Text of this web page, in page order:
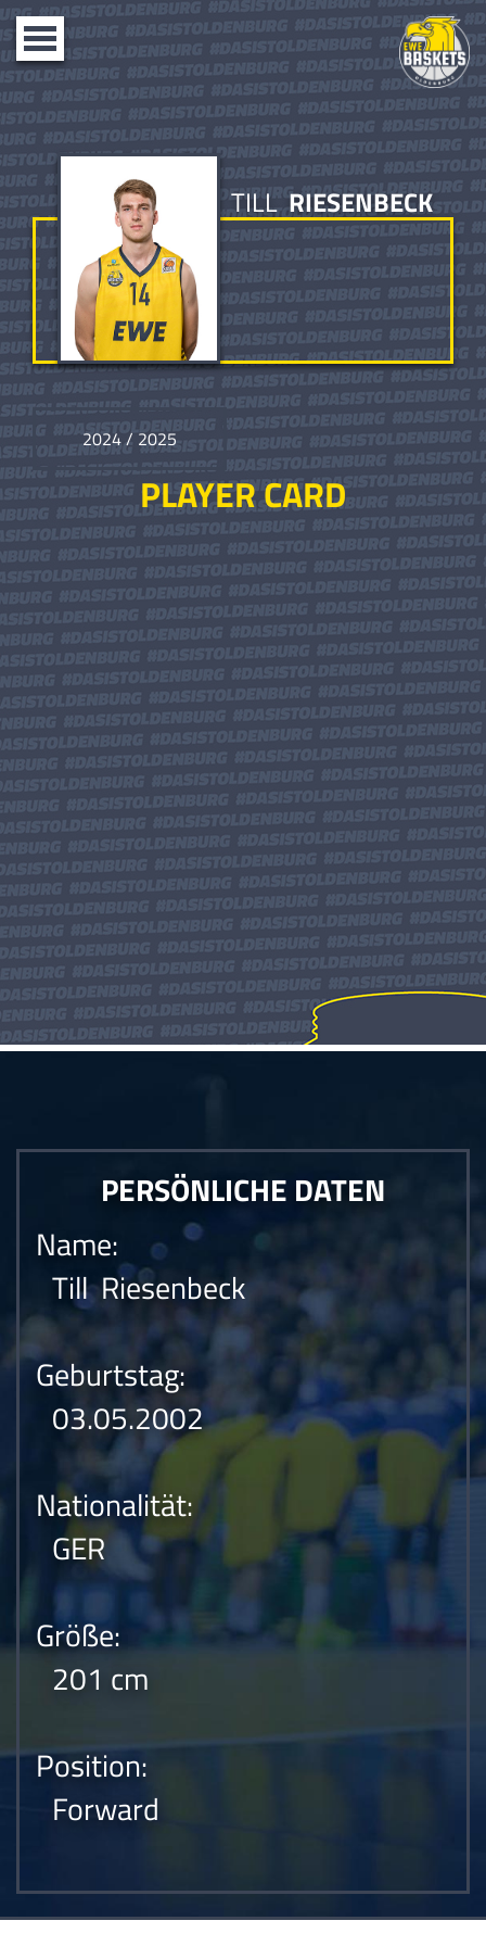
Toggle
navigation
TILLRIESENBECK
2024 / 2025
PLAYER CARD
PERSÖNLICHE DATEN
Name:
Till Riesenbeck
Geburtstag:
03.05.2002
Nationalität:
GER
Größe:
201 cm
Position:
Forward